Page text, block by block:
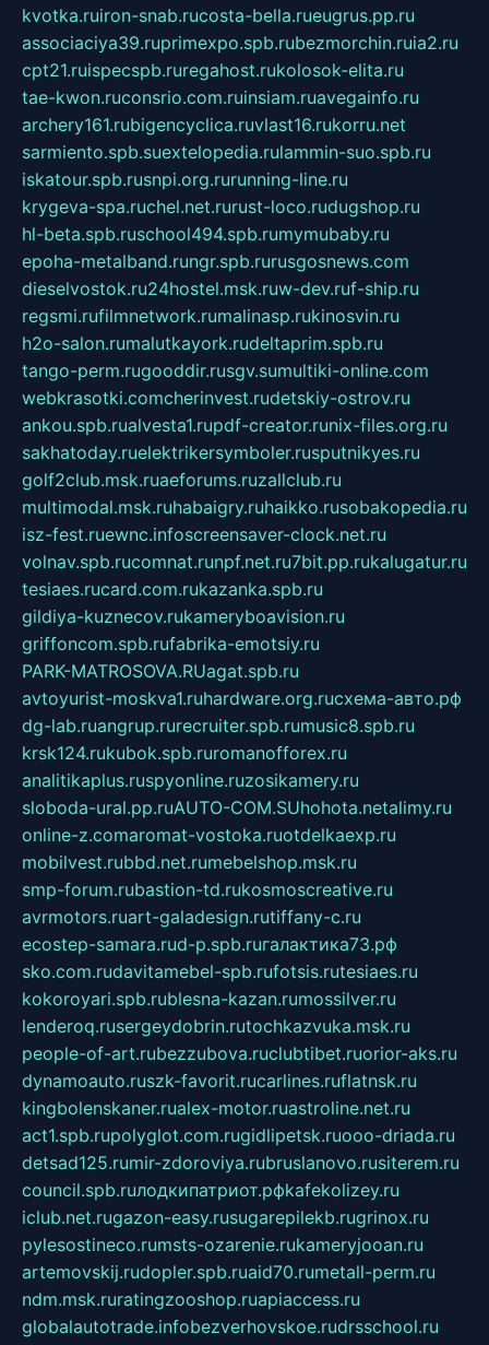
kvotka.ruiron-snab.rucosta-bella.rueugrus.pp.ru
associaciya39.ruprimexpo.spb.rubezmorchin.ruia2.ru
cpt21.ruispecspb.ruregahost.rukolosok-elita.ru
tae-kwon.ruconsrio.com.ruinsiam.ruavegainfo.ru
archery161.rubigencyclica.ruvlast16.rukorru.net
sarmiento.spb.suextelopedia.rulammin-suo.spb.ru
iskatour.spb.rusnpi.org.rurunning-line.ru
krygeva-spa.ruchel.net.rurust-loco.rudugshop.ru
hl-beta.spb.ruschool494.spb.rumymubaby.ru
epoha-metalband.rungr.spb.rurusgosnews.com
dieselvostok.ru24hostel.msk.ruw-dev.ruf-ship.ru
regsmi.rufilmnetwork.rumalinasp.rukinosvin.ru
h2o-salon.rumalutkayork.rudeltaprim.spb.ru
tango-perm.rugooddir.rusgv.sumultiki-online.com
webkrasotki.comcherinvest.rudetskiy-ostrov.ru
ankou.spb.rualvesta1.rupdf-creator.runix-files.org.ru
sakhatoday.ruelektrikersymboler.rusputnikyes.ru
golf2club.msk.ruaeforums.ruzallclub.ru
multimodal.msk.ruhabaigry.ruhaikko.rusobakopedia.ru
isz-fest.ruewnc.infoscreensaver-clock.net.ru
volnav.spb.rucomnat.runpf.net.ru7bit.pp.rukalugatur.ru
tesiaes.rucard.com.rukazanka.spb.ru
gildiya-kuznecov.rukameryboavision.ru
griffoncom.spb.rufabrika-emotsiy.ru
PARK-MATROSOVA.RUagat.spb.ru
avtoyurist-moskva1.ruhardware.org.ruсхема-авто.рф
dg-lab.ruangrup.rurecruiter.spb.rumusic8.spb.ru
krsk124.rukubok.spb.ruromanofforex.ru
analitikaplus.ruspyonline.ruzosikamery.ru
sloboda-ural.pp.ruAUTO-COM.SUhohota.netalimy.ru
online-z.comaromat-vostoka.ruotdelkaexp.ru
mobilvest.rubbd.net.rumebelshop.msk.ru
smp-forum.rubastion-td.rukosmoscreative.ru
avrmotors.ruart-galadesign.rutiffany-c.ru
ecostep-samara.rud-p.spb.ruгалактика73.рф
sko.com.rudavitamebel-spb.rufotsis.rutesiaes.ru
kokoroyari.spb.rublesna-kazan.rumossilver.ru
lenderoq.rusergeydobrin.rutochkazvuka.msk.ru
people-of-art.rubezzubova.ruclubtibet.ruorior-aks.ru
dynamoauto.ruszk-favorit.rucarlines.ruflatnsk.ru
kingbolenskaner.rualex-motor.ruastroline.net.ru
act1.spb.rupolyglot.com.rugidlipetsk.ruooo-driada.ru
detsad125.rumir-zdoroviya.rubruslanovo.rusiterem.ru
council.spb.ruлодкипатриот.рфkafekolizey.ru
iclub.net.rugazon-easy.rusugarepilekb.rugrinox.ru
pylesostineco.rumsts-ozarenie.rukameryjooan.ru
artemovskij.rudopler.spb.ruaid70.rumetall-perm.ru
ndm.msk.ruratingzooshop.ruapiaccess.ru
globalautotrade.infobezverhovskoe.rudrsschool.ru